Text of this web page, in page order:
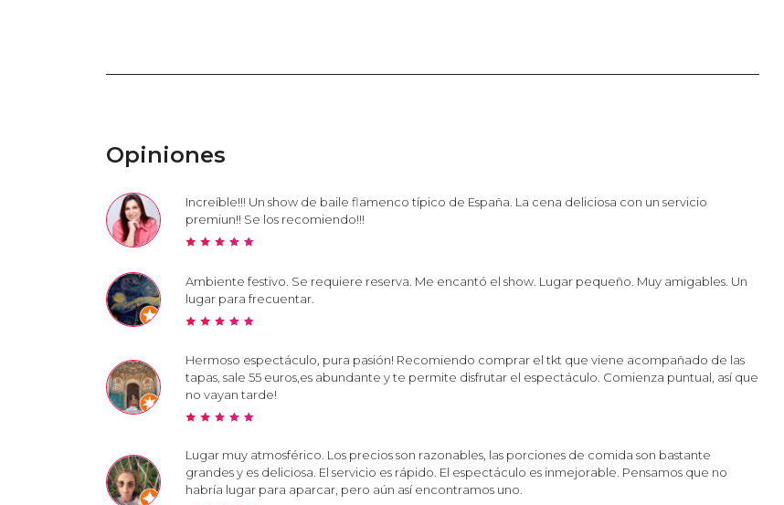
Opiniones
Increíble!!! Un show de baile flamenco típico de España. La cena deliciosa con un servicio
premiun!! Se los recomiendo!!!
Ambiente festivo. Se requiere reserva. Me encantó el show. Lugar pequeño. Muy amigables. Un
lugar para frecuentar.
Hermoso espectáculo, pura pasión! Recomiendo comprar el tkt que viene acompañado de las
tapas, sale 55 euros,es abundante y te permite disfrutar el espectáculo. Comienza puntual, así que
no vayan tarde!
Lugar muy atmosférico. Los precios son razonables, las porciones de comida son bastante
grandes y es deliciosa. El servicio es rápido. El espectáculo es inmejorable. Pensamos que no
habría lugar para aparcar, pero aún así encontramos uno.